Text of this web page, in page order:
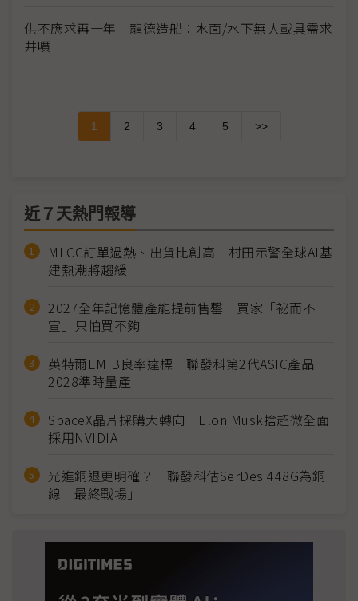
供不應求再十年 龍德造船：水面/水下無人載具需求
井噴
1 2 3 4 5 >>
近７天熱門報導
MLCC訂單過熱、出貨比創高 村田示警全球AI基
建熱潮將趨緩
2027全年記憶體產能提前售罄 買家「祕而不
宣」只怕買不夠
英特爾EMIB良率達標 聯發科第2代ASIC產品
2028準時量產
SpaceX晶片採購大轉向 Elon Musk捨超微全面
採用NVIDIA
光進銅退更明確？ 聯發科估SerDes 448G為銅
線「最終戰場」